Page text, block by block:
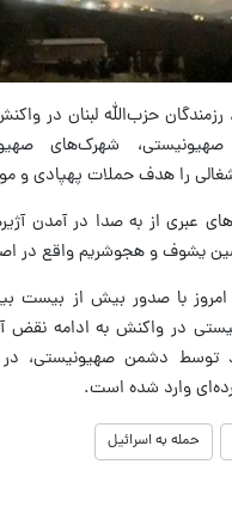
رزمندگان حزب‌الله لبنان در
شهرک‌های
را هدف حملات پهپادی و
عبری از به صدا در آمدن
یشوف‌ و هجوشریم‌ واقع در
امروز با صدور بیش از بیست
در واکنش به ادامه نقض
توسط دشمن صهیونیستی،
وارد شده است.
حمله به اسرائیل